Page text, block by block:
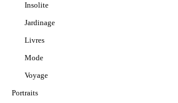
Insolite
Jardinage
Livres
Mode
Voyage
Portraits